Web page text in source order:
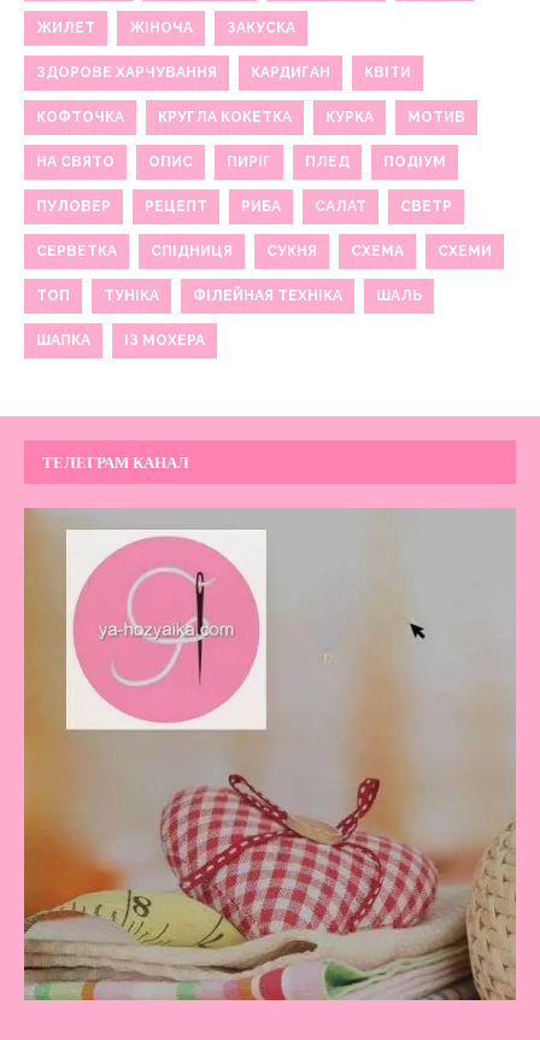
ЖИЛЕТ ЖІНОЧА ЗАКУСКА
ЗДОРОВЕ ХАРЧУВАННЯ КАРДИГАН КВІТИ
КОФТОЧКА КРУГЛА КОКЕТКА КУРКА МОТИВ
НА СВЯТО ОПИС ПИРІГ ПЛЕД ПОДІУМ
ПУЛОВЕР РЕЦЕПТ РИБА САЛАТ СВЕТР
СЕРВЕТКА СПІДНИЦЯ СУКНЯ СХЕМА СХЕМИ
ТОП ТУНІКА ФІЛЕЙНАЯ ТЕХНІКА ШАЛЬ
ШАПКА ІЗ МОХЕРА
ТЕЛЕГРАМ КАНАЛ